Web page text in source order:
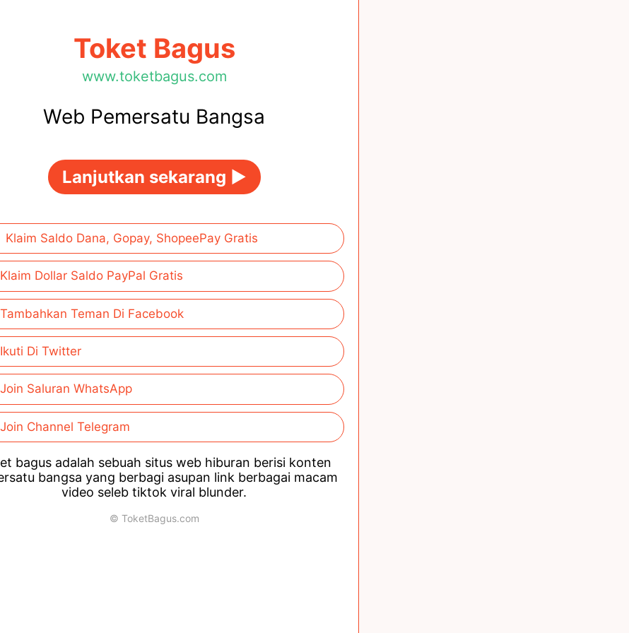
Toket Bagus
www.toketbagus.com
Web Pemersatu Bangsa
Lanjutkan sekarang ►
Klaim Saldo Dana, Gopay, ShopeePay Gratis
Klaim Dollar Saldo PayPal Gratis
Tambahkan Teman Di Facebook
Ikuti Di Twitter
Join Saluran WhatsApp
Join Channel Telegram
bagus adalah sebuah situs web hiburan berisi konten
bangsa yang berbagi asupan link berbagai macam
video seleb tiktok viral blunder.
© ToketBagus.com